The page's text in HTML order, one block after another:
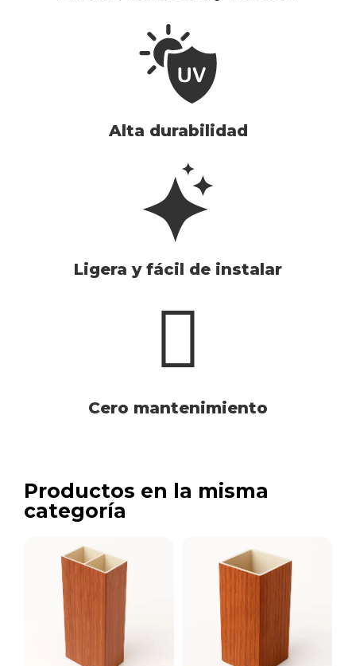
Alta durabilidad
Ligera y fácil de instalar
Cero mantenimiento
Productos en la misma
categoría